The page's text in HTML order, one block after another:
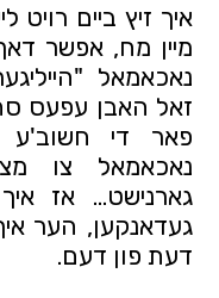
איך זיץ ביים רויט
מיין מח, אפשר
נאכאמאל
זאל האבן עפעס
פאר די חשוב'ע
נאכאמאל צו
גארנישט… אז
געדאנקען, הער
דעת פון דעם.